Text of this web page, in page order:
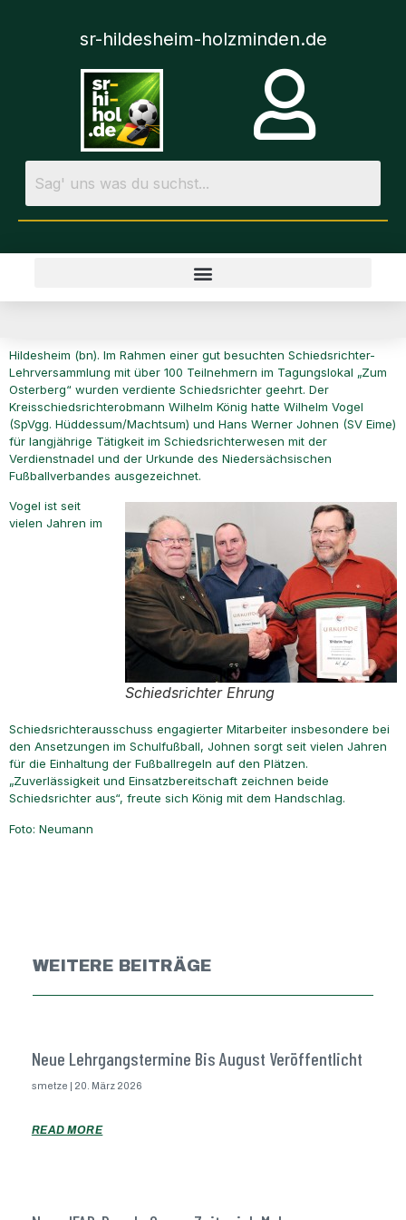
sr-hildesheim-holzminden.de
Hildesheim (bn). Im Rahmen einer gut besuchten Schiedsrichter-
Lehrversammlung mit über 100 Teilnehmern im Tagungslokal „Zum
Osterberg“ wurden verdiente Schiedsrichter geehrt. Der
Kreisschiedsrichterobmann Wilhelm König hatte Wilhelm Vogel
(SpVgg. Hüddessum/Machtsum) und Hans Werner Johnen (SV Eime)
für langjährige Tätigkeit im Schiedsrichterwesen mit der
Verdienstnadel und der Urkunde des Niedersächsischen
Fußballverbandes ausgezeichnet.
Schiedsrichter Ehrung
Vogel ist seit
vielen Jahren im
Schiedsrichterausschuss engagierter Mitarbeiter insbesondere bei
den Ansetzungen im Schulfußball, Johnen sorgt seit vielen Jahren
für die Einhaltung der Fußballregeln auf den Plätzen.
„Zuverlässigkeit und Einsatzbereitschaft zeichnen beide
Schiedsrichter aus“, freute sich König mit dem Handschlag.
Foto: Neumann
WEITERE BEITRÄGE
Neue Lehrgangstermine Bis August Veröffentlicht
smetze 20. März 2026
READ MORE